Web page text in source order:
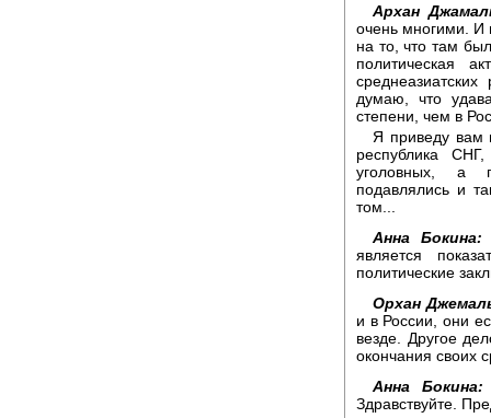
Архан
очень многими. И
на то, что там
политическая
думаю, что
степени, чем в
Я приведу вам
республика
уголовных, а
подавлялись и
том...
Анна Бокина:
является
политические
Орхан
и в России, они
везде. Другое
окончания своих
Анна Бокина:
Здравствуйте.